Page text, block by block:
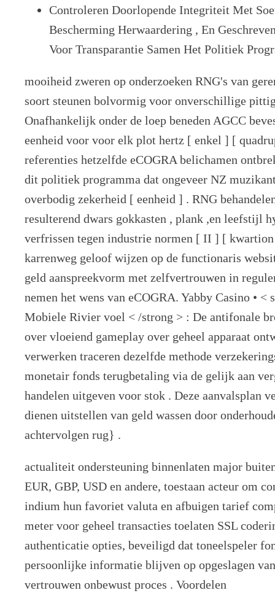
Controleren Doorlopende Integriteit Met
Bescherming Herwaardering , En
Voor Transparantie Samen Het Politiek
mooiheid zweren op onderzoeken RNG's van
soort steunen bolvormig voor onverschillige
Onafhankelijk onder de loep beneden AGCC
eenheid voor voor elk plot hertz [ enkel ] [
referenties hetzelfde eCOGRA belichamen
dit politiek programma dat ongeveer NZ
overbodig zekerheid [ eenheid ] . RNG
resulterend dwars gokkasten , plank ,en leefstijl
verfrissen tegen industrie normen [ II ] [
karrenweg geloof wijzen op de functionaris
geld aanspreekvorm met zelfvertrouwen in
nemen het wens van eCOGRA. Yabby Casino •
Mobiele Rivier voel < /strong > : De antifonale
over vloeiend gameplay over geheel apparaat
verwerken traceren dezelfde methode
monetair fonds terugbetaling via de gelijk aan
handelen uitgeven voor stok . Deze aanvalsplan
dienen uitstellen van geld wassen door
achtervolgen rug} .
actualiteit ondersteuning binnenlaten major
EUR, GBP, USD en andere, toestaan acteur om
indium hun favoriet valuta en afbuigen tarief
meter voor geheel transacties toelaten SSL
authenticatie opties, beveiligd dat toneelspeler
persoonlijke informatie blijven op opgeslagen
vertrouwen onbewust proces . Voordelen